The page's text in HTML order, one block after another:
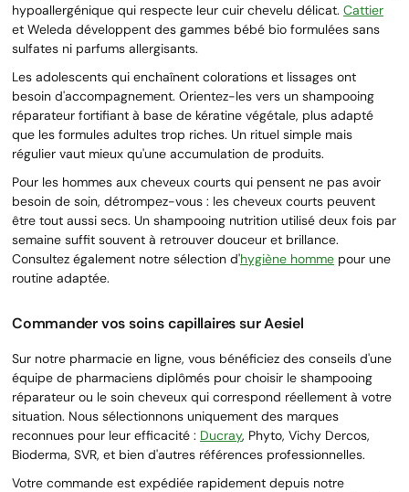
hypoallergénique qui respecte leur cuir chevelu délicat. Cattier
et Weleda développent des gammes bébé bio formulées sans
sulfates ni parfums allergisants.
Les adolescents qui enchaînent colorations et lissages ont
besoin d'accompagnement. Orientez-les vers un shampooing
réparateur fortifiant à base de kératine végétale, plus adapté
que les formules adultes trop riches. Un rituel simple mais
régulier vaut mieux qu'une accumulation de produits.
Pour les hommes aux cheveux courts qui pensent ne pas avoir
besoin de soin, détrompez-vous : les cheveux courts peuvent
être tout aussi secs. Un shampooing nutrition utilisé deux fois par
semaine suffit souvent à retrouver douceur et brillance.
Consultez également notre sélection d'hygiène homme pour une
routine adaptée.
Commander vos soins capillaires sur Aesiel
Sur notre pharmacie en ligne, vous bénéficiez des conseils d'une
équipe de pharmaciens diplômés pour choisir le shampooing
réparateur ou le soin cheveux qui correspond réellement à votre
situation. Nous sélectionnons uniquement des marques
reconnues pour leur efficacité : Ducray, Phyto, Vichy Dercos,
Bioderma, SVR, et bien d'autres références professionnelles.
Votre commande est expédiée rapidement depuis notre